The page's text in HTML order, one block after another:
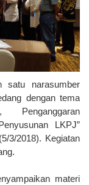
satu narasumber
dengan tema
Penganggaran
LKPJ”
3/2018). Kegiatan
materi